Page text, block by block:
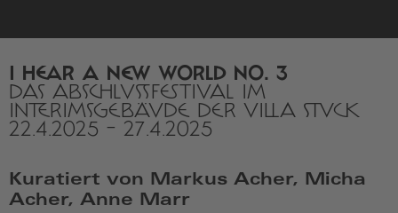
I HEAR A NEW WORLD NO. 3
DAS ABSCHLUSSFESTIVAL IM
INTERIMSGEBÄUDE DER VILLA STUCK
22.4.2025 - 27.4.2025
Kuratiert von Markus Acher, Micha
Acher, Anne Marr